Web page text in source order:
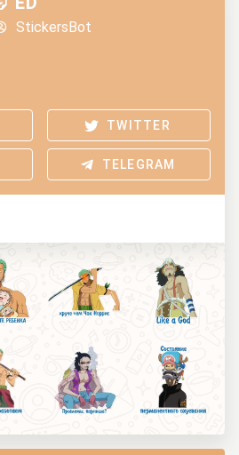
StickersBot
TWITTER
TELEGRAM